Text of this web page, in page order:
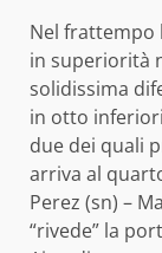
Nel frattempo
in superiorità
solidissima
in otto
due dei quali
arriva al
Perez (sn) –
“rivede” la